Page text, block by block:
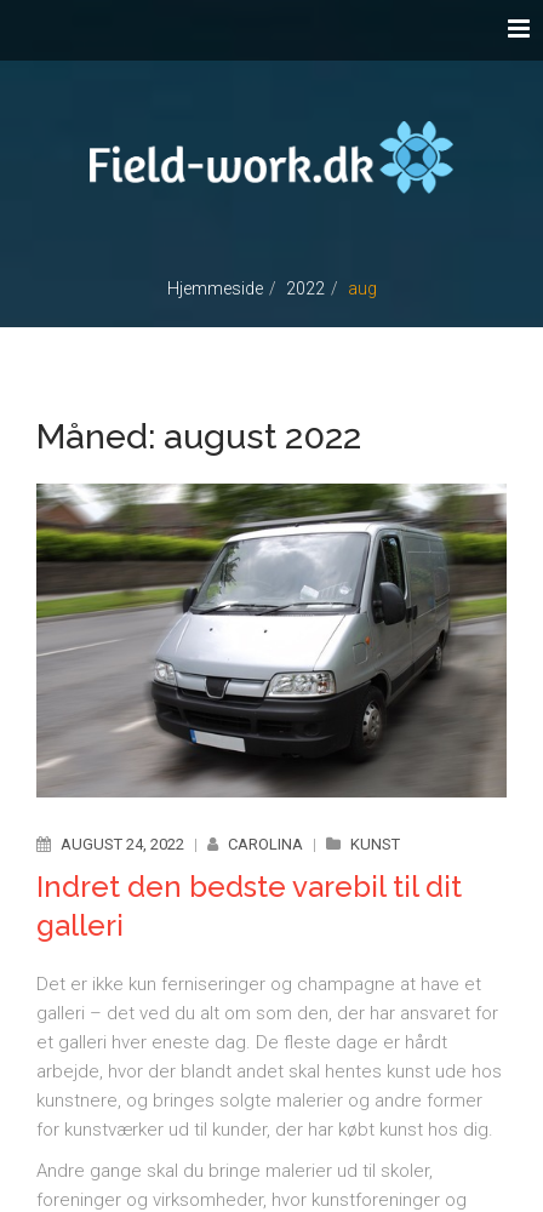
Hjemmeside 2022 aug
Måned: august 2022
AUGUST 24, 2022 | CAROLINA | KUNST
Indret den bedste varebil til dit
galleri
Det er ikke kun ferniseringer og champagne at have et
galleri – det ved du alt om som den, der har ansvaret for
et galleri hver eneste dag. De fleste dage er hårdt
arbejde, hvor der blandt andet skal hentes kunst ude hos
kunstnere, og bringes solgte malerier og andre former
for kunstværker ud til kunder, der har købt kunst hos dig.
Andre gange skal du bringe malerier ud til skoler,
foreninger og virksomheder, hvor kunstforeninger og